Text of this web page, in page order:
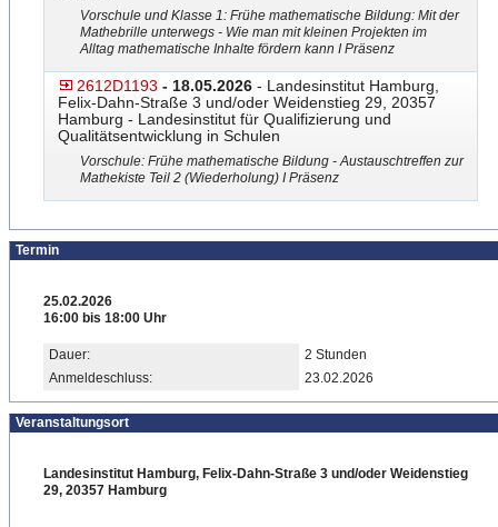
Vorschule und Klasse 1: Frühe mathematische Bildung: Mit der
Mathebrille unterwegs - Wie man mit kleinen Projekten im
Alltag mathematische Inhalte fördern kann I Präsenz
2612D1193 - 18.05.2026 - Landesinstitut Hamburg,
Felix-Dahn-Straße 3 und/oder Weidenstieg 29, 20357
Hamburg - Landesinstitut für Qualifizierung und
Qualitätsentwicklung in Schulen
Vorschule: Frühe mathematische Bildung - Austauschtreffen zur
Mathekiste Teil 2 (Wiederholung) I Präsenz
Termin
25.02.2026
16:00 bis 18:00 Uhr
Dauer:
2 Stunden
Anmeldeschluss:
23.02.2026
Veranstaltungsort
Landesinstitut Hamburg, Felix-Dahn-Straße 3 und/oder Weidenstieg
29, 20357 Hamburg